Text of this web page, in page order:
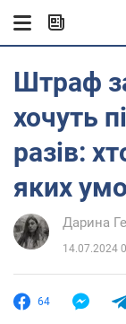
Штраф
хочуть
разів:
яких
Дарина
14.07.2024
64